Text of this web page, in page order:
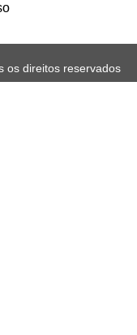
os direitos reservados